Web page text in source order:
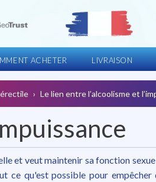
ACHETER LIVRAISON
Le lien entre l’alcoolisme et
et veut maintenir sa fonction
ce qu'est possible pour empêcher